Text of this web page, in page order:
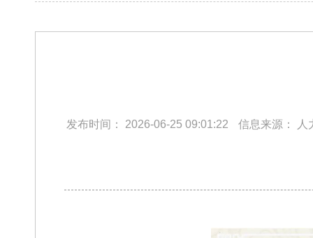
发布时间： 2026-06-25 09:01:22 信息来源： 人